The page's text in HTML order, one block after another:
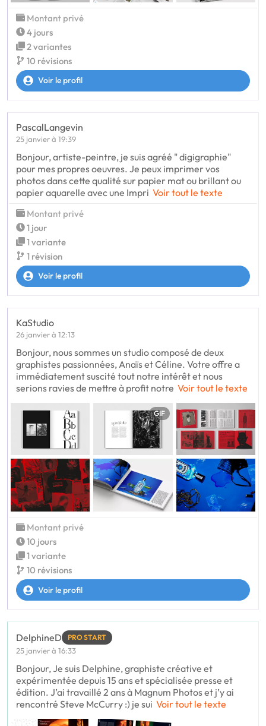
Montant privé
4 jours
2 variantes
10 révisions
Voir le profil
PascalLangevin
25 janvier à 19:39
Bonjour, artiste-peintre, je suis agréé " digigraphie"
pour mes propres oeuvres. Je peux imprimer vos
photos dans cette qualité sur papier mat ou brillant ou
papier aquarelle avec une Impri Voir tout le texte
Montant privé
1 jour
1 variante
1 révision
Voir le profil
KaStudio
26 janvier à 12:13
Bonjour, nous sommes un studio composé de deux
graphistes passionnées, Anaïs et Céline. Votre offre a
immédiatement suscité tout notre intérêt et nous
serions ravies de mettre à profit notre Voir tout le texte
GIF
Montant privé
10 jours
1 variante
10 révisions
Voir le profil
DelphineD PRO START
25 janvier à 16:33
Bonjour, Je suis Delphine, graphiste créative et
expérimentée depuis 15 ans et spécialisée presse et
édition. J’ai travaillé 2 ans à Magnum Photos et j’y ai
rencontré Steve McCurry :) je sui Voir tout le texte